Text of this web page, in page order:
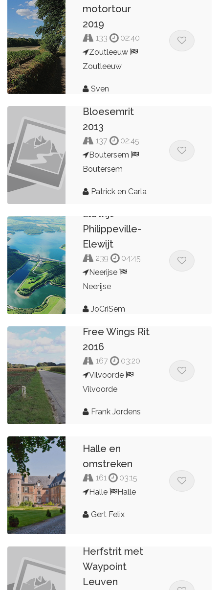
motortour
2019
133
02:40
Zoutleeuw
Zoutleeuw
Sven
Bloesemrit
2013
137
02:45
Boutersem
Boutersem
Patrick en Carla
Elewijt-
Philippeville-
Elewijt
239
04:45
Neerijse
Neerijse
JoCriSem
Free Wings Rit
2016
167
03:20
Vilvoorde
Vilvoorde
Frank Jordens
Halle en
omstreken
161
03:15
Halle
Halle
Gert Felix
Herfstrit met
Waypoint
Leuven